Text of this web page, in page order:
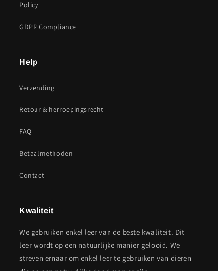
Policy
GDPR Compliance
Help
Verzending
Retour & herroepingsrecht
FAQ
Betaalmethoden
Contact
Kwaliteit
We gebruiken enkel leer van de beste kwaliteit. Dit
leer wordt op een natuurlijke manier gelooid. We
streven ernaar om enkel leer te gebruiken van dieren